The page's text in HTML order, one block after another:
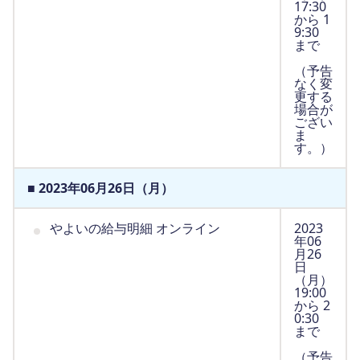
17:30
から 1
9:30
まで
（予告
なく変
更する
場合が
ござい
ま
す。）
■ 2023年06月26日（月）
やよいの給与明細 オンライン 2023
年06
月26
日
（月）
19:00
から 2
0:30
まで